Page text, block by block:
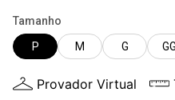
Tamanho
P
M G GG
Provador Virtual